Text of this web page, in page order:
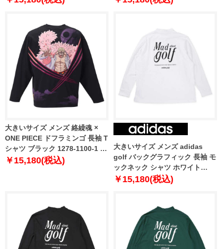
大きいサイズ メンズ 絡繰魂 ×
ONE PIECE ドフラミンゴ 長袖 T
シャツ ブラック 1278-1100-1 3L
4L 5L 6L
￥15,180(税込)
大きいサイズ メンズ adidas
golf バックグラフィック 長袖 モ
ックネック シャツ ホワイト
1278-5351-1 3XL 4XL 5XL
￥15,180(税込)